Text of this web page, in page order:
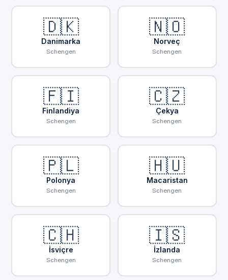
🇩🇰
Danimarka
Schengen
🇳🇴
Norveç
Schengen
🇫🇮
Finlandiya
Schengen
🇨🇿
Çekya
Schengen
🇵🇱
Polonya
Schengen
🇭🇺
Macaristan
Schengen
🇨🇭
İsviçre
Schengen
🇮🇸
İzlanda
Schengen